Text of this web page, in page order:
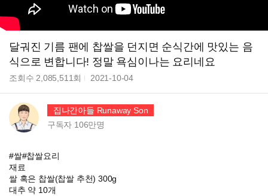
달궈진 기름 팬에 찹쌀을 던지면 순식간에 맛있는 음
식으로 변합니다! 정말 욕심이나는 요리네요
조회수 2,085,511회 2021-10-04
집나간아들 Runaway Son
구독자 106만명
#쌀#찹쌀요리
재료
쌀 혹은 찹쌀(찹쌀 추천) 300g
대추 약 10개